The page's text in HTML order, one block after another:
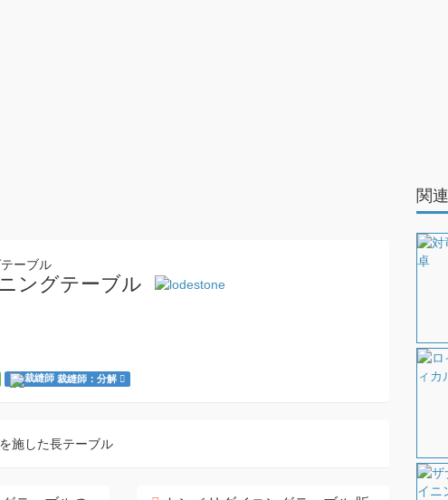
ングテーブル
裁縫師：分解
施した長テーブル
関